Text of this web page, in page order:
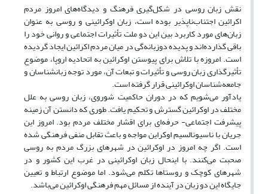
نقش زبان روسی در شکل‌گیری فرهنگ و دیدگاه‌های امروز مردم
اکرائین اجتناب‌ناپذیر بوده است، زبان اوکرائینی و روسی به عنوان
زبان‌های مورد کاربرد بین این دو ملت تأثیرات اجتماعی و روانی خود را
باقی گذارده‌اند و پدیده دوزبانه‌گی در میان مردم اکرائین ایجاد گردیده
است. امروزه با تلاش برای پیوستن اوکرائین به اتحادیه اروپا، موضوع
تأثیرگذاری زبان روسی و تأثیرات و تبعات آن، مورد توجه زبانشناسان و
جامعه‌شناسان اوکرائینی قرار گرفته است.
یادآور می‌شویم که در دوران حاکمیت شوروی، زبان روسی به علل
مختلف در اوکرائین گسترش و تحکیم یافت. طوری که دانستن آن زمینه
پیشرفت اجتماعی- حرفه‌ای برای اقشار مختلف مردم بود. امروز این
جریان با ناسیونالسیم اوکراین مواجه و باعث تقابل منفی فرهنگی شده
است. اگر چه امروز در اوکرائین در شهرهای بزرگ مردم به روسی
صحبت می‌کنند. با اینحال زبان اوکرائینی در غرب این کشور و در
شهرهای کوچک و روستاها تکلم می‌شود. اما موضوع ارتباط و تعیین
جایگاه این دو زبان در آینده از مسائل مهم فرهنگی اوکرائین می‌باشد.